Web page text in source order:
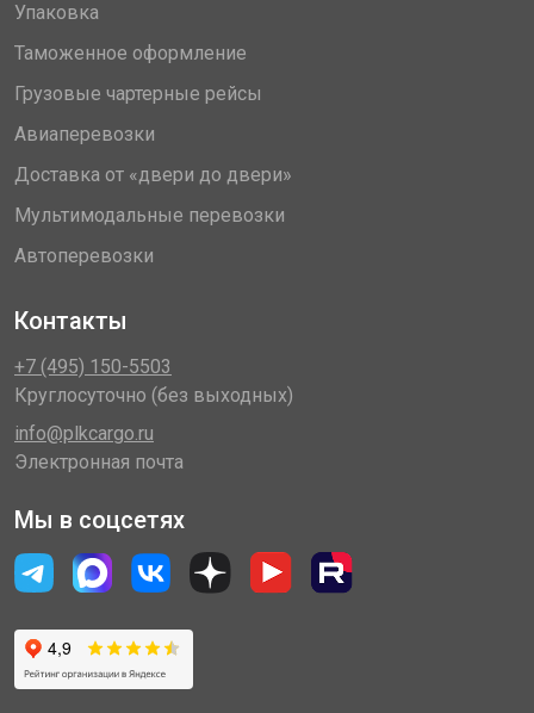
Упаковка
Таможенное оформление
Грузовые чартерные рейсы
Авиаперевозки
Доставка от «двери до двери»
Мультимодальные перевозки
Автоперевозки
Контакты
+7 (495) 150-5503
Круглосуточно (без выходных)
info@plkcargo.ru
Электронная почта
Мы в соцсетях